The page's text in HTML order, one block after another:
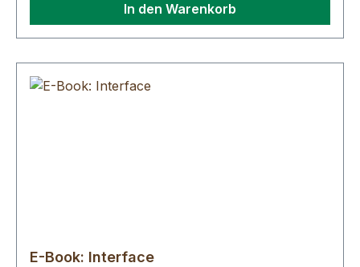
In den Warenkorb
E-Book: Interface